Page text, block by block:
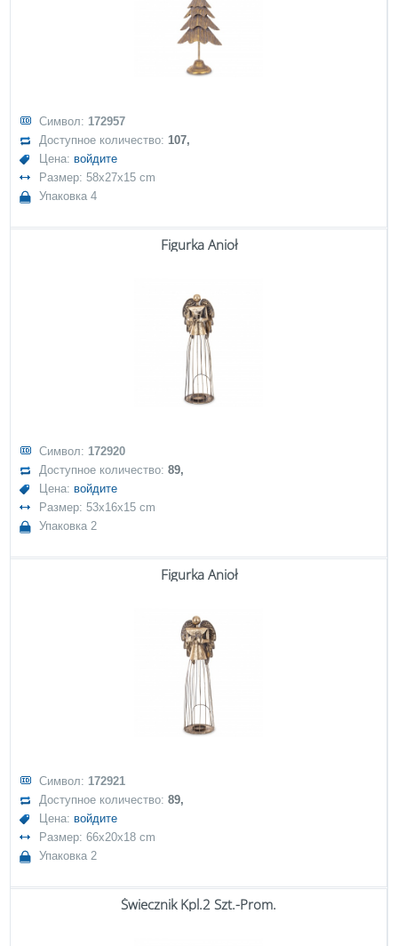
Символ: 172957
Доступное количество:107,
Цена: войдите
Размер: 58x27x15 cm
Упаковка 4
Figurka Anioł
Символ: 172920
Доступное количество:89,
Цена: войдите
Размер: 53x16x15 cm
Упаковка 2
Figurka Anioł
Символ: 172921
Доступное количество:89,
Цена: войдите
Размер: 66x20x18 cm
Упаковка 2
Świecznik Kpl.2 Szt.-Prom.